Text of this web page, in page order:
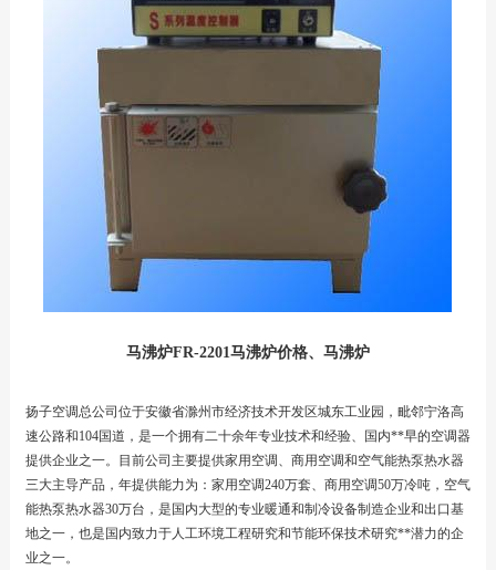
马沸炉FR-2201马沸炉价格、马沸炉
扬子空调总公司位于安徽省滁州市经济技术开发区城东工业园，毗邻宁洛高
速公路和104国道，是一个拥有二十余年专业技术和经验、国内**早的空调器
提供企业之一。目前公司主要提供家用空调、商用空调和空气能热泵热水器
三大主导产品，年提供能力为：家用空调240万套、商用空调50万冷吨，空气
能热泵热水器30万台，是国内大型的专业暖通和制冷设备制造企业和出口基
地之一，也是国内致力于人工环境工程研究和节能环保技术研究**潜力的企
业之一。